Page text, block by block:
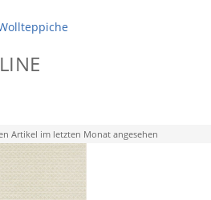
Artikel im letzten Monat angesehen